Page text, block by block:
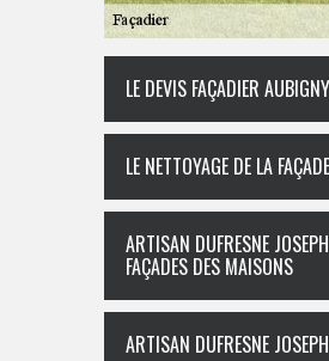
LE DEVIS FAÇADIER
LE NETTOYAGE DE LA
ARTISAN DUFRESNE
FAÇADES DES MAISONS
ARTISAN DUFRESNE